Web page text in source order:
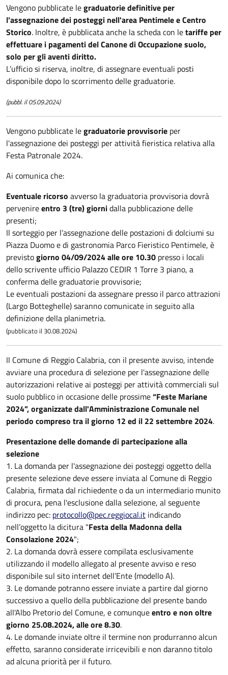
Vengono pubblicate legraduatorie definitive per
l’assegnazione dei posteggi nell'area Pentimele e Centro
Storico. Inoltre, è pubblicata anche la scheda con letariffe per
effettuare i pagamenti del Canone di Occupazione suolo,
solo per gli aventi diritto.
L’ufficio si riserva, inoltre, di assegnare eventuali posti
disponibile dopo lo scorrimento delle graduatorie.
(pubbl. il 05.09.2024)
Vengono pubblicate legraduatorie provvisorie per
l'assegnazione dei posteggi per attività fieristica relativa alla
Festa Patronale 2024.
Ai comunica che:
Eventuale ricorso avverso la graduatoria provvisoria dovrà
pervenireentro 3 (tre) giornidalla pubblicazione delle
presenti;
Il sorteggio per l’assegnazione delle postazioni di dolciumi su
Piazza Duomo e di gastronomia Parco Fieristico Pentimele, è
previstogiorno 04/09/2024 alle ore 10.30 presso i locali
dello scrivente ufficio Palazzo CEDIR 1 Torre 3 piano, a
conferma delle graduatorie provvisorie;
Le eventuali postazioni da assegnare presso il parco attrazioni
(Largo Botteghelle) saranno comunicate in seguito alla
definizione della planimetria.
(pubblicato il 30.08.2024)
Il Comune di Reggio Calabria, con il presente avviso, intende
avviare una procedura di selezione per l'assegnazione delle
autorizzazioni relative ai posteggi per attività commerciali sul
suolo pubblico in occasione delle prossime“Feste Mariane
2024”, organizzate dall'Amministrazione Comunale nel
periodo compreso tra il giorno 12 ed il 22 settembre 2024.
Presentazione delle domande di partecipazione alla
selezione
1. La domanda per l'assegnazione dei posteggi oggetto della
presente selezione deve essere inviata al Comune di Reggio
Calabria, firmata dal richiedente o da un intermediario munito
di procura, pena l'esclusione dalla selezione, al seguente
indirizzo pec: protocollo@pec.reggiocal.it indicando
nell’oggetto la dicitura "Festa della Madonna della
Consolazione 2024";
2. La domanda dovrà essere compilata esclusivamente
utilizzando il modello allegato al presente avviso e reso
disponibile sul sito internet dell’Ente (modello A).
3. Le domande potranno essere inviate a partire dal giorno
successivo a quello della pubblicazione del presente bando
all'Albo Pretorio del Comune, e comunqueentro e non oltre
giorno 25.08.2024, alle ore 8.30.
4. Le domande inviate oltre il termine non produrranno alcun
effetto, saranno considerate irricevibili e non daranno titolo
ad alcuna priorità per il futuro.